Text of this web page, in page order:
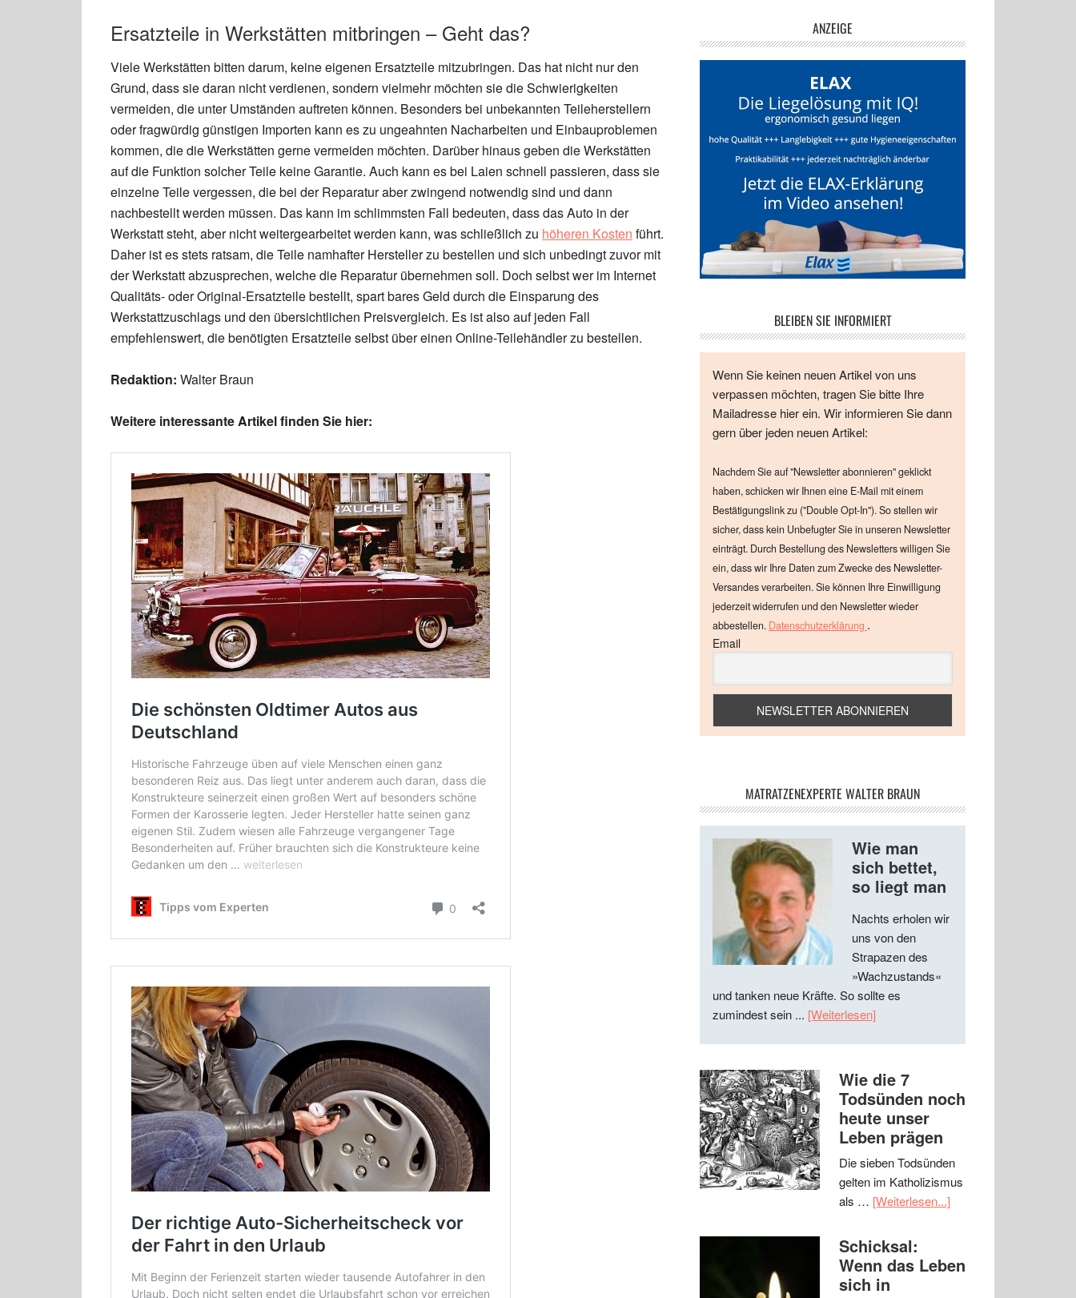
Ersatzteile in Werkstätten mitbringen – Geht das?
Viele Werkstätten bitten darum, keine eigenen Ersatzteile mitzubringen. Das hat nicht nur den
Grund, dass sie daran nicht verdienen, sondern vielmehr möchten sie die Schwierigkeiten
vermeiden, die unter Umständen auftreten können. Besonders bei unbekannten Teileherstellern
oder fragwürdig günstigen Importen kann es zu ungeahnten Nacharbeiten und Einbauproblemen
kommen, die die Werkstätten gerne vermeiden möchten. Darüber hinaus geben die Werkstätten
auf die Funktion solcher Teile keine Garantie. Auch kann es bei Laien schnell passieren, dass sie
einzelne Teile vergessen, die bei der Reparatur aber zwingend notwendig sind und dann
nachbestellt werden müssen. Das kann im schlimmsten Fall bedeuten, dass das Auto in der
Werkstatt steht, aber nicht weitergearbeitet werden kann, was schließlich zu höheren Kosten führt.
Daher ist es stets ratsam, die Teile namhafter Hersteller zu bestellen und sich unbedingt zuvor mit
der Werkstatt abzusprechen, welche die Reparatur übernehmen soll. Doch selbst wer im Internet
Qualitäts- oder Original-Ersatzteile bestellt, spart bares Geld durch die Einsparung des
Werkstattzuschlags und den übersichtlichen Preisvergleich. Es ist also auf jeden Fall
empfehlenswert, die benötigten Ersatzteile selbst über einen Online-Teilehändler zu bestellen.
Redaktion: Walter Braun
Weitere interessante Artikel finden Sie hier:
ANZEIGE
BLEIBEN SIE INFORMIERT
Wenn Sie keinen neuen Artikel von uns
verpassen möchten, tragen Sie bitte Ihre
Mailadresse hier ein. Wir informieren Sie dann
gern über jeden neuen Artikel:
Nachdem Sie auf "Newsletter abonnieren" geklickt
haben, schicken wir Ihnen eine E-Mail mit einem
Bestätigungslink zu ("Double Opt-In"). So stellen wir
sicher, dass kein Unbefugter Sie in unseren Newsletter
einträgt. Durch Bestellung des Newsletters willigen Sie
ein, dass wir Ihre Daten zum Zwecke des Newsletter-
Versandes verarbeiten. Sie können Ihre Einwilligung
jederzeit widerrufen und den Newsletter wieder
abbestellen. Datenschutzerklärung .
Email
MATRATZENEXPERTE WALTER BRAUN
Wie man
sich bettet,
so liegt man
Nachts erholen wir
uns von den
Strapazen des
»Wachzustands«
und tanken neue Kräfte. So sollte es
zumindest sein ... [Weiterlesen]
Wie die 7
Todsünden noch
heute unser
Leben prägen
Die sieben Todsünden
gelten im Katholizismus
als … [Weiterlesen...]
Schicksal:
Wenn das Leben
sich in